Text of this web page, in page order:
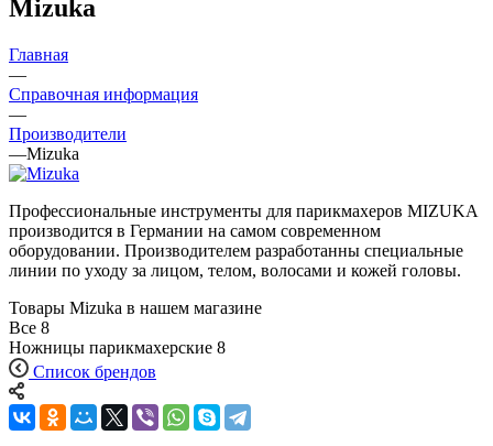
Mizuka
Главная
—
Справочная информация
—
Производители
—Mizuka
Профессиональные инструменты для парикмахеров MIZUKA
производится в Германии на самом современном
оборудовании. Производителем разработанны специальные
линии по уходу за лицом, телом, волосами и кожей головы.
Товары Mizuka в нашем магазине
Все 8
Ножницы парикмахерские 8
Список брендов